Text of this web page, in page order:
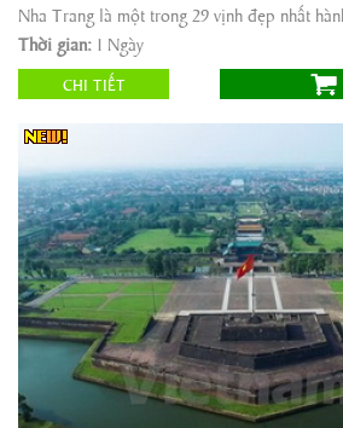
Phương tiện: Ô tô
Giá tour: 550.000
Thời gian: 1 Ngày
CHI TIẾT